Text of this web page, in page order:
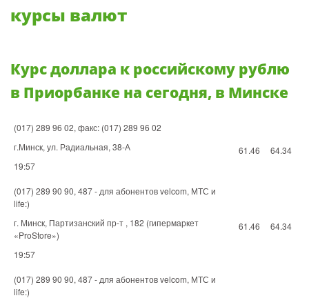
курсы валют
Курс доллара к российcкому рублю
в Приорбанке на сегодня, в Минске
(017) 289 96 02, факс: (017) 289 96 02
г.Минск, ул. Радиальная, 38-А
19:57
61.46 64.34
(017) 289 90 90, 487 - для абонентов velcom, МТС и
life:)
г. Минск, Партизанский пр-т , 182 (гипермаркет
«ProStore»)
19:57
61.46 64.34
(017) 289 90 90, 487 - для абонентов velcom, МТС и
life:)